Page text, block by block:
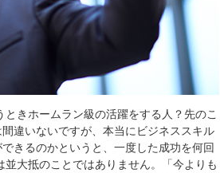
きホームラン級の活躍をする人？先のこ
違いないですが、本当にビジネススキル
きるのかというと、一度した成功を何回
大抵のことではありません。「今よりも